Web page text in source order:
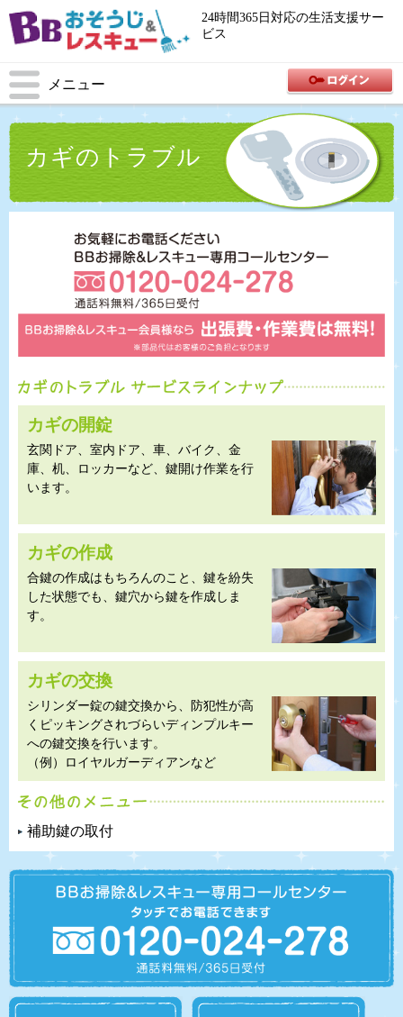
24時間365日対応の生活支援サー
ビス
メニュー
カギのトラブル
カギの開錠
玄関ドア、室内ドア、車、バイク、金
庫、机、ロッカーなど、鍵開け作業を行
います。
カギの作成
合鍵の作成はもちろんのこと、鍵を紛失
した状態でも、鍵穴から鍵を作成しま
す。
カギの交換
シリンダー錠の鍵交換から、防犯性が高
くピッキングされづらいディンプルキー
への鍵交換を行います。
（例）ロイヤルガーディアンなど
補助鍵の取付